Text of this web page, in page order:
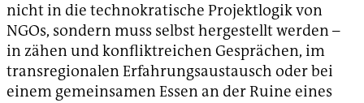
nicht in die technokratische Projektlogik von
NGOs, sondern muss selbst hergestellt werden –
in zähen und konfliktreichen Gesprächen, im
transregionalen Erfahrungsaustausch oder bei
einem gemeinsamen Essen an der Ruine eines